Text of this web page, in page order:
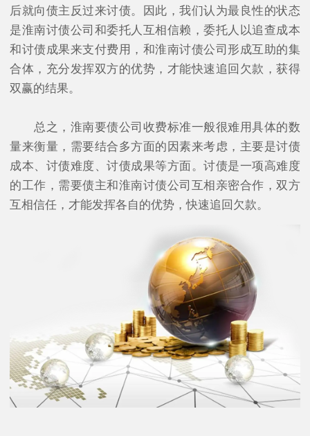
后就向债主反过来讨债。因此，我们认为最良性的状态
是淮南讨债公司和委托人互相信赖，委托人以追查成本
和讨债成果来支付费用，和淮南讨债公司形成互助的集
合体，充分发挥双方的优势，才能快速追回欠款，获得
双赢的结果。
总之，淮南要债公司收费标准一般很难用具体的数
量来衡量，需要结合多方面的因素来考虑，主要是讨债
成本、讨债难度、讨债成果等方面。讨债是一项高难度
的工作，需要债主和淮南讨债公司互相亲密合作，双方
互相信任，才能发挥各自的优势，快速追回欠款。